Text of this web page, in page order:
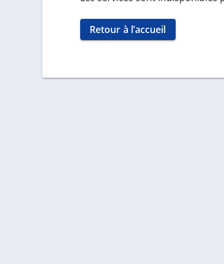
Retour à l’accueil